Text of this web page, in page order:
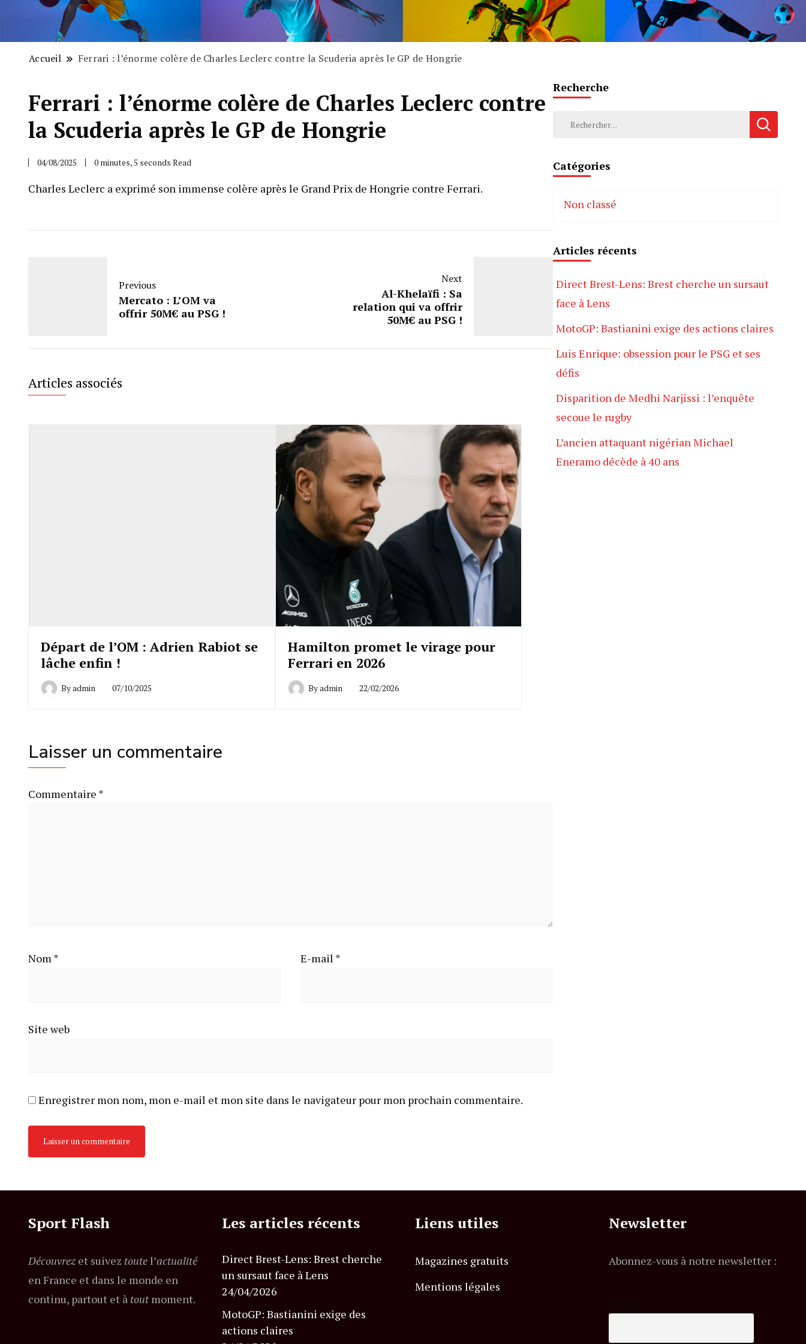
Accueil Ferrari : l’énorme colère de Charles Leclerc contre la Scuderia après le GP de Hongrie
Ferrari : l’énorme colère de Charles Leclerc contre
la Scuderia après le GP de Hongrie
04/08/2025 0 minutes, 5 seconds Read
Charles Leclerc a exprimé son immense colère après le Grand Prix de Hongrie contre Ferrari.
Previous
Mercato : L’OM va
offrir 50M€ au PSG !
Next
Al-Khelaïfi : Sa
relation qui va offrir
50M€ au PSG !
Articles associés
Départ de l’OM : Adrien Rabiot se
lâche enfin !
Byadmin 07/10/2025
Hamilton promet le virage pour
Ferrari en 2026
Byadmin 22/02/2026
Laisser un commentaire
Commentaire *
Nom* E-mail *
Site web
Enregistrer mon nom, mon e-mail et mon site dans le navigateur pour mon prochain commentaire.
Recherche
Rechercher :
Catégories
Non classé
Articles récents
Direct Brest-Lens: Brest cherche un sursaut
face à Lens
MotoGP: Bastianini exige des actions claires
Luis Enrique: obsession pour le PSG et ses
défis
Disparition de Medhi Narjissi : l’enquête
secoue le rugby
L’ancien attaquant nigérian Michael
Eneramo décède à 40 ans
Sport Flash
Découvrez et suivez toutel’actualité
en France et dans le monde en
continu, partout et à toutmoment.
Les articles récents
Direct Brest-Lens: Brest cherche
un sursaut face à Lens
24/04/2026
MotoGP: Bastianini exige des
actions claires
Liens utiles
Magazines gratuits
Mentions légales
Newsletter
Abonnez-vous à notre newsletter :